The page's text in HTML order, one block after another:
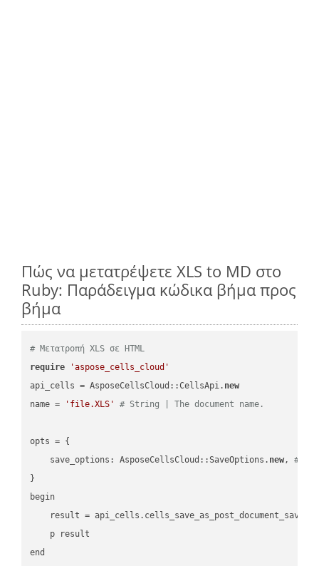
Πώς να μετατρέψετε XLS to MD στο
Ruby: Παράδειγμα κώδικα βήμα προς
βήμα
# Μετατροπή XLS σε HTML
require
'aspose_cells_cloud'
api_cells = AsposeCellsCloud::CellsApi. new
name =
'file.XLS' # String | The document name.
opts = {
    save_options: AsposeCellsCloud::SaveOptions.
new, #
}
begin
result =
    p result
end